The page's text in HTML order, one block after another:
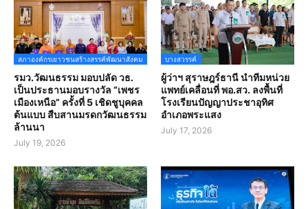
สภาองค์กรเยาวชนสร้างสรรค์พัฒนาสังคม
รมว.วัฒนธรรม มอบปลัด วธ.
เป็นประธานมอบรางวัล “เพชร
เมืองเหนือ” ครั้งที่ 5 เชิดชูบุคคล
ต้นแบบ สืบสานมรดกวัฒนธรรม
ล้านนา
July 19, 2026
บางสวรรค์
ผู้ว่าฯ สุราษฎร์ธานี นำทีมหน่วย
แพทย์เคลื่อนที่ พอ.สว. ลงพื้นที่
โรงเรียนปัญญาประชาอุทิศ
อำเภอพระแสง
July 17, 2026